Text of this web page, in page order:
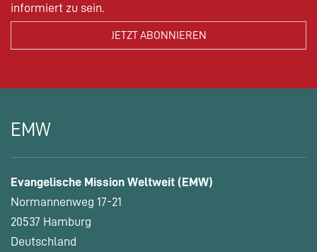
informiert zu sein.
EMW
Evangelische Mission Weltweit (EMW)
Normannenweg 17-21
20537 Hamburg
Deutschland